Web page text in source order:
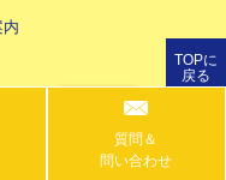
質問＆
問い合わせ
Ltd. All Rights Reserved.
TOPに
戻る